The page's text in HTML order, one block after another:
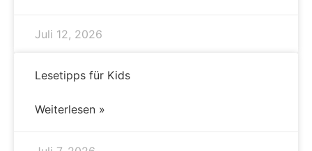
Juli 12, 2026
Lesetipps für Kids
Weiterlesen »